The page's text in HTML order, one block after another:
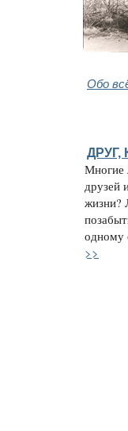
Обо
Многие
друзей
жизни?
одному
>>